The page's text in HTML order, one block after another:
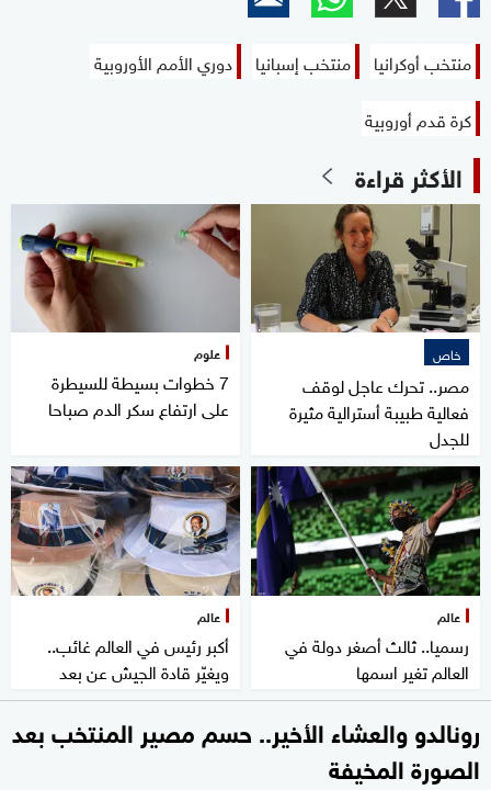
منتخب أوكرانيا منتخب إسبانيا
دوري الأمم الأوروبية
كرة قدم أوروبية
الأكثر قراءة
خاص
مصر.. تحرك عاجل لوقف
فعالية طبيبة أسترالية مثيرة
للجدل
علوم
7 خطوات بسيطة للسيطرة
على ارتفاع سكر الدم صباحا
عالم
رسميا.. ثالث أصغر دولة في
العالم تغير اسمها
عالم
أكبر رئيس في العالم غائب..
ويغيّر قادة الجيش عن بعد
رونالدو والعشاء الأخير.. حسم مصير المنتخب بعد
الصورة المخيفة